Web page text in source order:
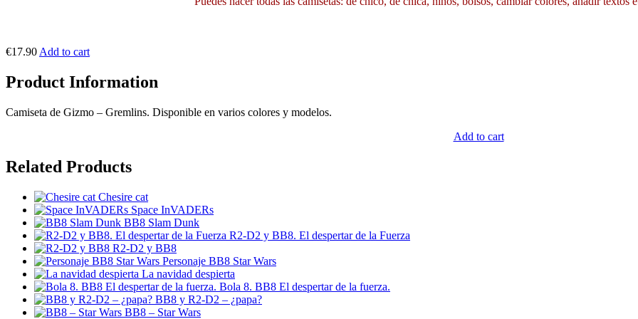
€17.90 Add to cart
Product Information
Camiseta de Gizmo – Gremlins. Disponible en varios colores y modelos.
Add to cart
Related Products
Chesire cat
Space InVADERs
BB8 Slam Dunk
R2-D2 y BB8. El despertar de la Fuerza
R2-D2 y BB8
Personaje BB8 Star Wars
La navidad despierta
Bola 8. BB8 El despertar de la fuerza.
BB8 y R2-D2 – ¿papa?
BB8 – Star Wars